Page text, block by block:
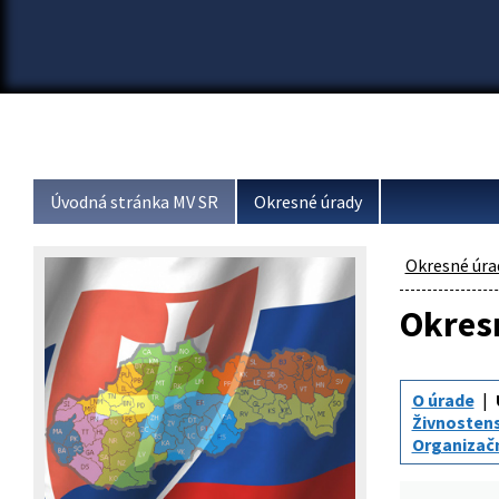
Úvodná stránka MV SR Okresné úrady
Okresné
O úrade